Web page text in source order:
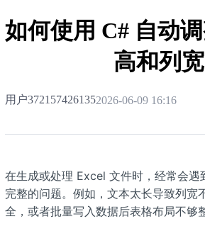
如何使用 C# 自动
高和列宽
用户3721574261352026-06-09 16:16
在生成或处理 Excel 文件时，经常会遇
完整的问题。例如，文本太长导致列宽
全，或者批量写入数据后表格布局不够